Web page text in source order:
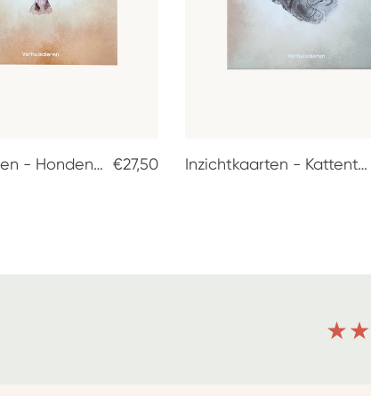
Inzichtkaarten - Hondentaal €27,50 Inzichtkaarten - Kattentaal